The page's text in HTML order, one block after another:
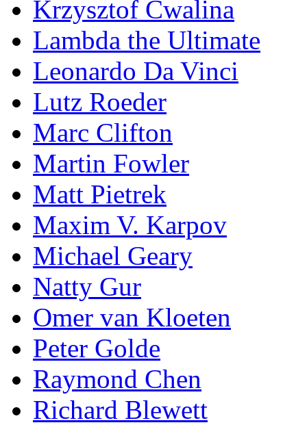
Krzysztof Cwalina
Lambda the Ultimate
Leonardo Da Vinci
Lutz Roeder
Marc Clifton
Martin Fowler
Matt Pietrek
Maxim V. Karpov
Michael Geary
Natty Gur
Omer van Kloeten
Peter Golde
Raymond Chen
Richard Blewett